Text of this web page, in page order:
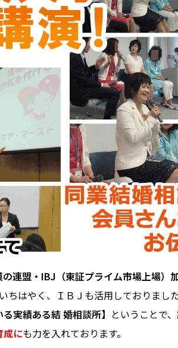
連盟・IBJ（東証プライム市場上場）
ちはやく、ＩＢＪも活用しておりまし
実績ある結 婚相談所】 ということで
成にも力を入れております。